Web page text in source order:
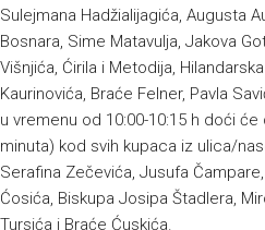
Sulejmana Hadžialijagića, Augusta
Bosnara, Sime Matavulja, Jakova
Višnjića, Ćirila i Metodija,
Kaurinovića, Braće Felner, Pavla
u vremenu od 10:00-10:15 h doći
minuta) kod svih kupaca iz ulica/
Serafina Zečevića, Jusufa
Ćosića, Biskupa Josipa Štadlera,
Tursića i Braće Ćuskića.